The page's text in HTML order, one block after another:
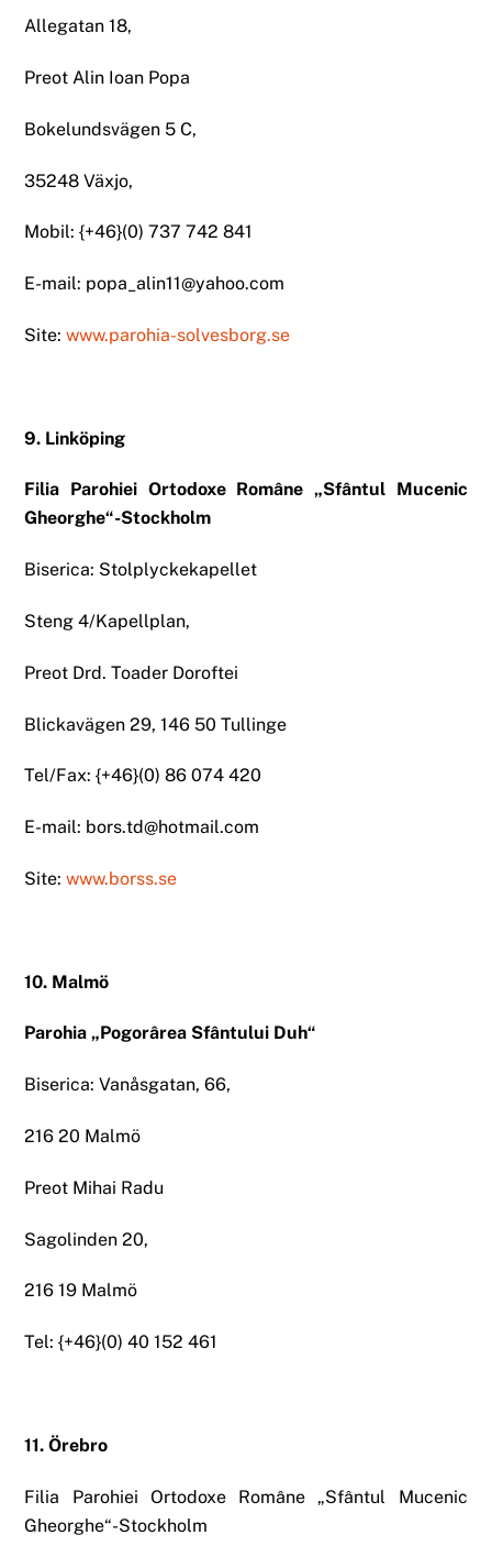
Allegatan 18,
Preot Alin Ioan Popa
Bokelundsvägen 5 C,
35248 Växjo,
Mobil: {+46}(0) 737 742 841
E-mail: popa_alin11@yahoo.com
Site:www.parohia-solvesborg.se
9. Linköping
Filia Parohiei Ortodoxe Române „Sfântul Mucenic
Gheorghe“-Stockholm
Biserica: Stolplyckekapellet
Steng 4/Kapellplan,
Preot Drd. Toader Doroftei
Blickavägen 29, 146 50 Tullinge
Tel/Fax: {+46}(0) 86 074 420
E-mail: bors.td@hotmail.com
Site:www.borss.se
10. Malmö
Parohia „Pogorârea Sfântului Duh“
Biserica: Vanåsgatan, 66,
216 20 Malmö
Preot Mihai Radu
Sagolinden 20,
216 19 Malmö
Tel: {+46}(0) 40 152 461
11. Örebro
Filia Parohiei Ortodoxe Române „Sfântul Mucenic
Gheorghe“-Stockholm